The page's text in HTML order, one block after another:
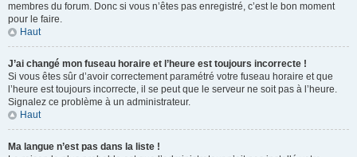
membres du forum. Donc si vous n’êtes pas enregistré, c’est le bon moment
pour le faire.
Haut
J’ai changé mon fuseau horaire et l’heure est toujours incorrecte !
Si vous êtes sûr d’avoir correctement paramétré votre fuseau horaire et que
l’heure est toujours incorrecte, il se peut que le serveur ne soit pas à l’heure.
Signalez ce problème à un administrateur.
Haut
Ma langue n’est pas dans la liste !